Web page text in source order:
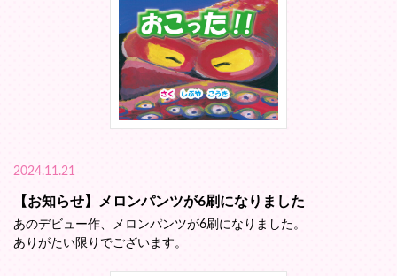
2024.11.21
【お知らせ】メロンパンツが6刷になりました
あのデビュー作、メロンパンツが6刷になりました。
ありがたい限りでございます。